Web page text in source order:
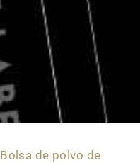
Bolsa de polvo de